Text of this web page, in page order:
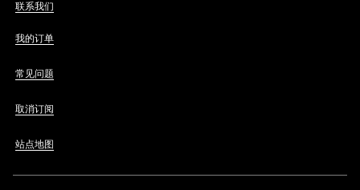
联系我们
我的订单
常见问题
取消订阅
站点地图